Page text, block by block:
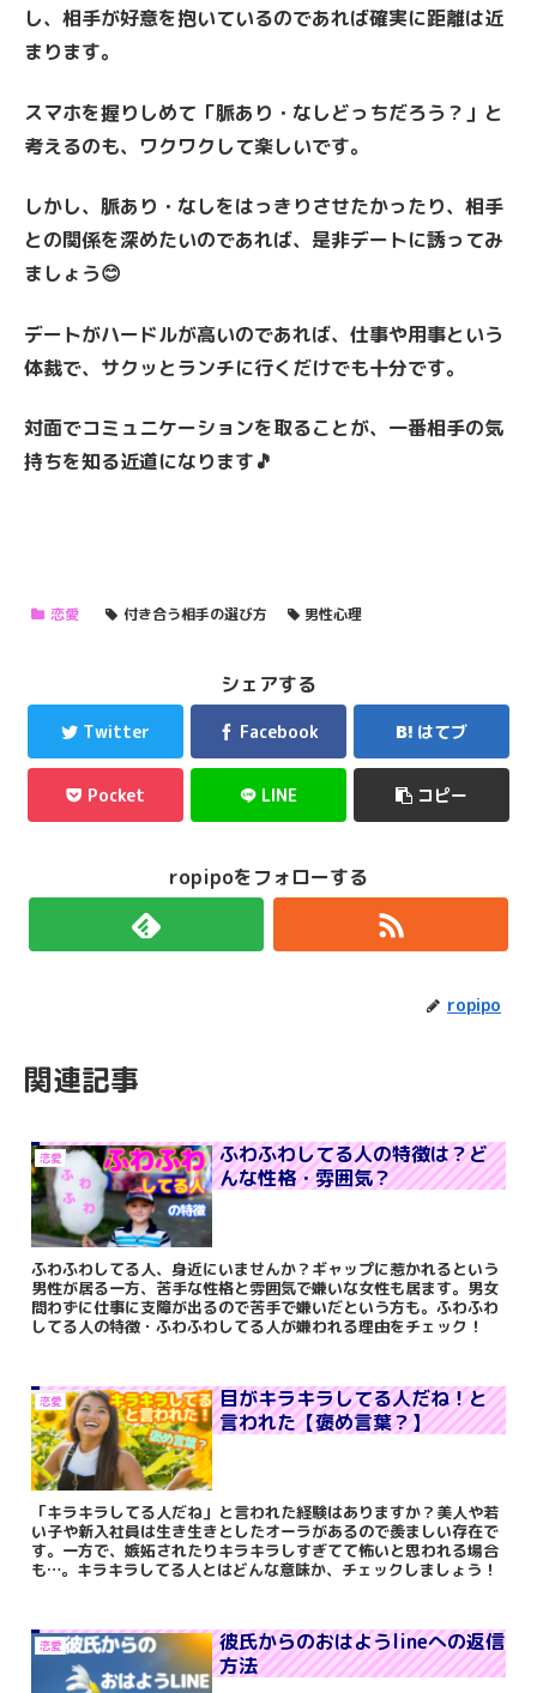
し、相手が好意を抱いているのであれば確実に距離は近
まります。
スマホを握りしめて「脈あり・なしどっちだろう？」と
考えるのも、ワクワクして楽しいです。
しかし、脈あり・なしをはっきりさせたかったり、相手
との関係を深めたいのであれば、是非デートに誘ってみ
ましょう😊
デートがハードルが高いのであれば、仕事や用事という
体裁で、サクッとランチに行くだけでも十分です。
対面でコミュニケーションを取ることが、一番相手の気
持ちを知る近道になります🎵
恋愛 付き合う相手の選び方 男性心理
シェアする
Twitter Facebook はてブ
Pocket LINE コピー
ropipoをフォローする
ropipo
関連記事
恋愛
ふわふわしてる人の特徴は？ど
んな性格・雰囲気？
ふわふわしてる人、身近にいませんか？ギャップに惹かれるという
男性が居る一方、苦手な性格と雰囲気で嫌いな女性も居ます。男女
問わずに仕事に支障が出るので苦手で嫌いだという方も。ふわふわ
してる人の特徴・ふわふわしてる人が嫌われる理由をチェック！
恋愛
目がキラキラしてる人だね！と
言われた【褒め言葉？】
「キラキラしてる人だね」と言われた経験はありますか？美人や若
い子や新入社員は生き生きとしたオーラがあるので羨ましい存在で
す。一方で、嫉妬されたりキラキラしすぎてて怖いと思われる場合
も…。キラキラしてる人とはどんな意味か、チェックしましょう！
恋愛
彼氏からのおはようlineへの返信
方法